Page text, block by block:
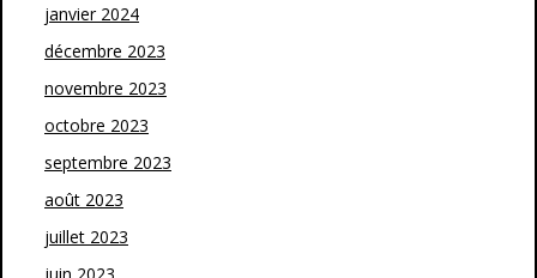
janvier 2024
décembre 2023
novembre 2023
octobre 2023
septembre 2023
août 2023
juillet 2023